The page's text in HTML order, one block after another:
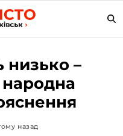
низько –
назад